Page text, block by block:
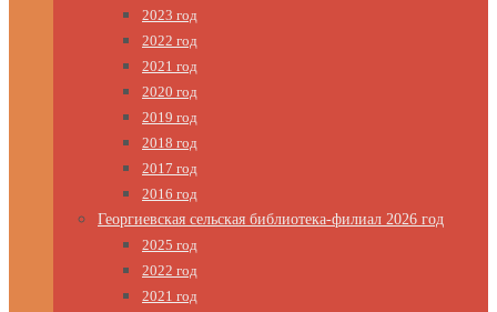
2023 год
2022 год
2021 год
2020 год
2019 год
2018 год
2017 год
2016 год
Георгиевская сельская библиотека-филиал 2026 год
2025 год
2022 год
2021 год